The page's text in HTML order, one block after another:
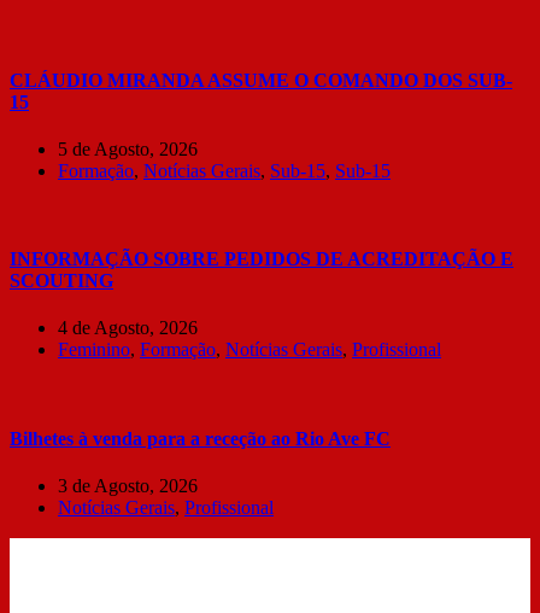
CLÁUDIO MIRANDA ASSUME O COMANDO DOS SUB-
15
5 de Agosto, 2026
Formação, Notícias Gerais, Sub-15, Sub-15
INFORMAÇÃO SOBRE PEDIDOS DE ACREDITAÇÃO E
SCOUTING
4 de Agosto, 2026
Feminino, Formação, Notícias Gerais, Profissional
Bilhetes à venda para a receção ao Rio Ave FC
3 de Agosto, 2026
Notícias Gerais, Profissional